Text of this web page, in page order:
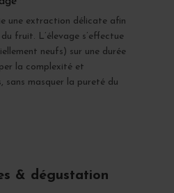
une extraction délicate afin
fruit. L’élevage s’effectue
neufs) sur une durée
la complexité et
sans masquer la pureté du
& dégustation